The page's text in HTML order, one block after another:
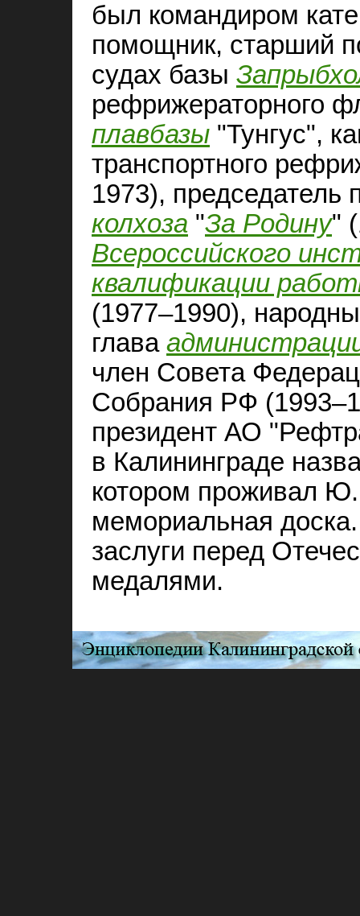
был командиром
помощник, старший
судах базы
рефрижераторного
плавбазы "Тунгус",
транспортного
1973), председатель
колхоза "За Родину"
Всероссийского
квалификации
(1977–1990),
глава
член Совета
Собрания РФ
президент АО
в Калининграде
котором проживал
мемориальная
заслуги перед
медалями.